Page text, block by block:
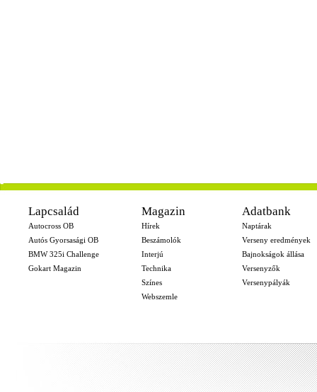
-
Lapcsalád
Autocross OB
Autós Gyorsasági OB
BMW 325i Challenge
Gokart Magazin
Magazin
Hírek
Beszámolók
Interjú
Technika
Színes
Webszemle
Adatbank
Naptárak
Verseny eredmények
Bajnokságok állása
Versenyzők
Versenypályák